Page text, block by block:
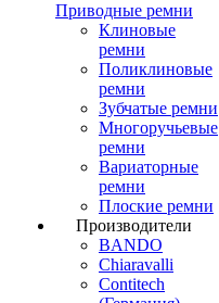
Приводные ремни
Клиновые
ремни
Поликлиновые
ремни
Зубчатые ремни
Многоручьевые
ремни
Вариаторные
ремни
Плоские ремни
Производители
BANDO
Chiaravalli
Contitech